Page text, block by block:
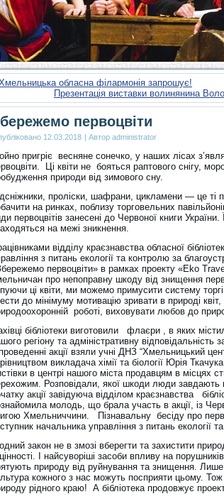
обласна філармонія запрошує!
Презентація виставки волинянина
первоцвіти
12.03.2018 | Автор administrator
пригріє весняне сонечко, у наших лісах
Ці квіти не бояться раптового снігу,
природи від зимового сну.
проліски, шафрани, цикламени — це ті
на ринках, поблизу торговельних
первоцвітів занесені до Червоної книги
на межі зникнення.
відділу краєзнавства обласної
з питань екології та контролю за
первоцвіти» в рамках проекту «Eko
про непоправну шкоду від знищення
ці квіти, ми можемо примусити систему
до мінімуму мотивацію зривати в природі
роботі, виховувати любов до
бібліотеки виготовили флаєри , в яких
регіону та адміністративну відповідальність
акції взяли учні ДНЗ “Хмельницький
викладача хімії та біології Юрія
в центрі нашого міста продавцям в місцях
Розповідали, якої шкоди люди
акції завідуюча відділом краєзнавства
молодь, що брала участь в акції, із
Хмельниччини. Пізнавальну бесіду про
начальника управління з питань екології
закон не в змозі вберегти та захистити
цінності. І найсуворіші засоби впливу на
природу від руйнування та знищення. Лише
кожного з нас можуть посприяти цьому.
рідного краю! А бібліотека продовжує